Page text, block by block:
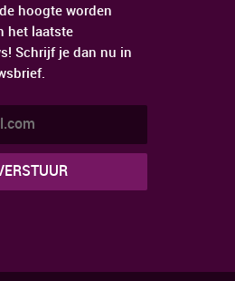
hoogte worden
het laatste
Schrijf je dan nu in